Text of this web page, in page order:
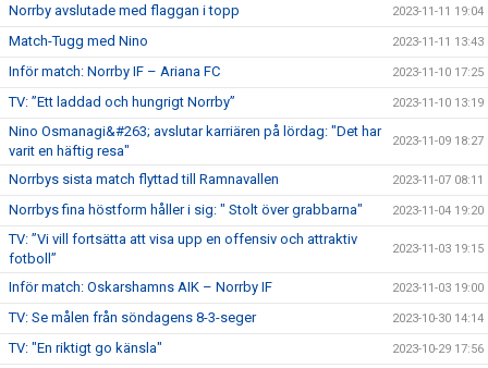
Norrby avslutade med flaggan i topp 2023-11-11 19:04
Match-Tugg med Nino 2023-11-11 13:43
Inför match: Norrby IF – Ariana FC 2023-11-10 17:25
TV: ”Ett laddad och hungrigt Norrby” 2023-11-10 13:19
Nino Osmanagi&#263; avslutar karriären på lördag: "Det har
varit en häftig resa"
2023-11-09 18:27
Norrbys sista match flyttad till Ramnavallen 2023-11-07 08:11
Norrbys fina höstform håller i sig: " Stolt över grabbarna" 2023-11-04 19:20
TV: ”Vi vill fortsätta att visa upp en offensiv och attraktiv
fotboll”
2023-11-03 19:15
Inför match: Oskarshamns AIK – Norrby IF 2023-11-03 19:00
TV: Se målen från söndagens 8-3-seger 2023-10-30 14:14
TV: "En riktigt go känsla" 2023-10-29 17:56